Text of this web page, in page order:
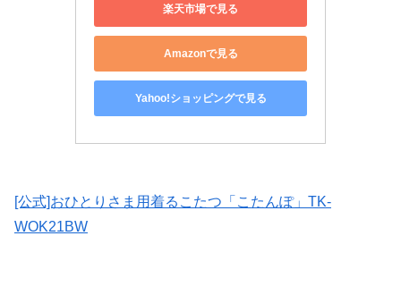
楽天市場で見る
Amazonで見る
Yahoo!ショッピングで見る
[公式]おひとりさま用着るこたつ「こたんぽ」TK-
WOK21BW